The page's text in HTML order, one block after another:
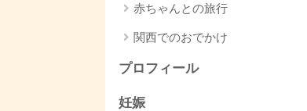
赤ちゃんとの旅行
関西でのおでかけ
プロフィール
妊娠